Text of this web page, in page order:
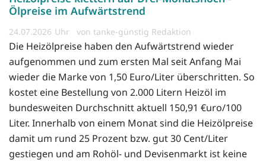
Ölpreise im Aufwärtstrend
24.07.2026 von tanke-günstig Redaktion
Die Heizölpreise haben den Aufwärtstrend wieder
aufgenommen und zum ersten Mal seit Anfang Mai
wieder die Marke von 1,50 Euro/Liter überschritten. So
kostet eine Bestellung von 2.000 Litern Heizöl im
bundesweiten Durchschnitt aktuell 150,91 €uro/100
Liter. Innerhalb von einem Monat sind die Heizölpreise
damit um rund 25 Prozent bzw. gut 30 Cent/Liter
gestiegen und am Rohöl- und Devisenmarkt ist keine